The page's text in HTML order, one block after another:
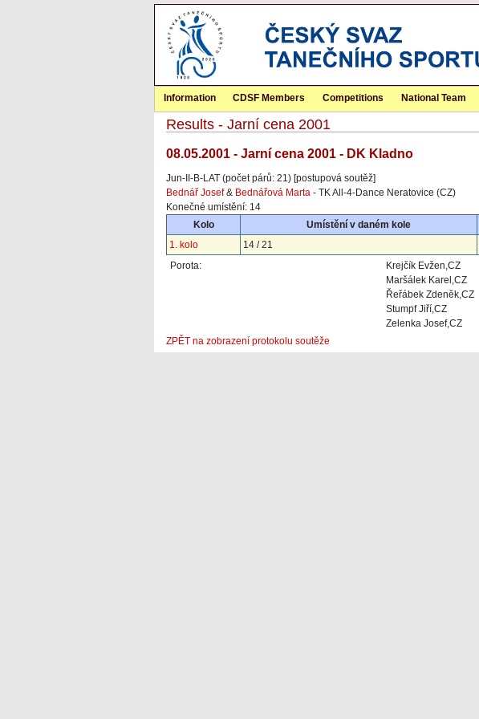
Information CDSF Members Competitions National Team
Results - Jarní cena 2001
08.05.2001 - Jarní cena 2001 - DK Kladno
Jun-II-B-LAT (počet párů: 21) [postupová soutěž]
Bednář Josef& Bednářová Marta - TK All-4-Dance Neratovice (CZ)
Konečné umístění: 14
Kolo
Umístění v daném kole
1. kolo
14 / 21
Porota:
Krejčík Evžen,CZ
Maršálek Karel,CZ
Řeřábek Zdeněk,CZ
Stumpf Jiří,CZ
Zelenka Josef,CZ
ZPĚT na zobrazení protokolu soutěže